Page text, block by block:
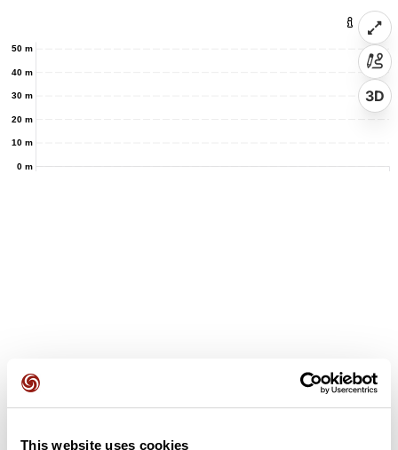
This website uses cookies
0 m
10 m
20 m
30 m
40 m
50 m
3D